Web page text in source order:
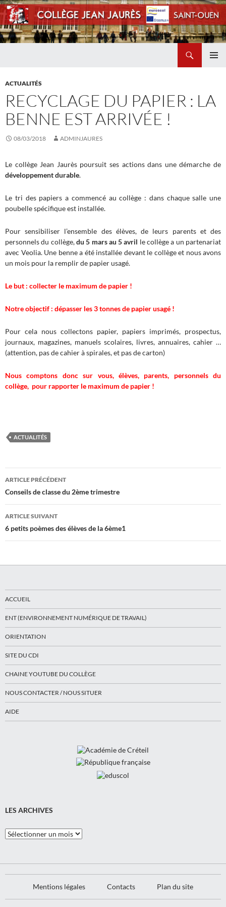
CONTENU
ACTUALITÉS
RECYCLAGE DU PAPIER : LA
BENNE EST ARRIVÉE !
08/03/2018 ADMINJAURES
Le collège Jean Jaurès poursuit ses actions dans une démarche de
développement durable.
Le tri des papiers a commencé au collège : dans chaque salle une
poubelle spécifique est installée.
Pour sensibiliser l’ensemble des élèves, de leurs parents et des
personnels du collège,du 5 mars au 5 avril le collège a un partenariat
avec Veolia. Une benne a été installée devant le collège et nous avons
un mois pour la remplir de papier usagé.
Le but : collecter le maximum de papier !
Notre objectif : dépasser les 3 tonnes de papier usagé !
Pour cela nous collectons papier, papiers imprimés, prospectus,
journaux, magazines, manuels scolaires, livres, annuaires, cahier …
(attention, pas de cahier à spirales, et pas de carton)
Nous comptons donc sur vous, élèves, parents, personnels du
collège, pour rapporter le maximum de papier !
ACTUALITÉS
Navigation
des
articles
ARTICLE PRÉCÉDENT
Conseils de classe du 2ème trimestre
ARTICLE SUIVANT
6 petits poèmes des élèves de la 6ème1
ACCUEIL
ENT (ENVIRONNEMENT NUMÉRIQUE DE TRAVAIL)
ORIENTATION
SITE DU CDI
CHAINE YOUTUBE DU COLLÈGE
NOUS CONTACTER / NOUS SITUER
AIDE
LES ARCHIVES
Les
Archives
Mentions légales Contacts Plan du site